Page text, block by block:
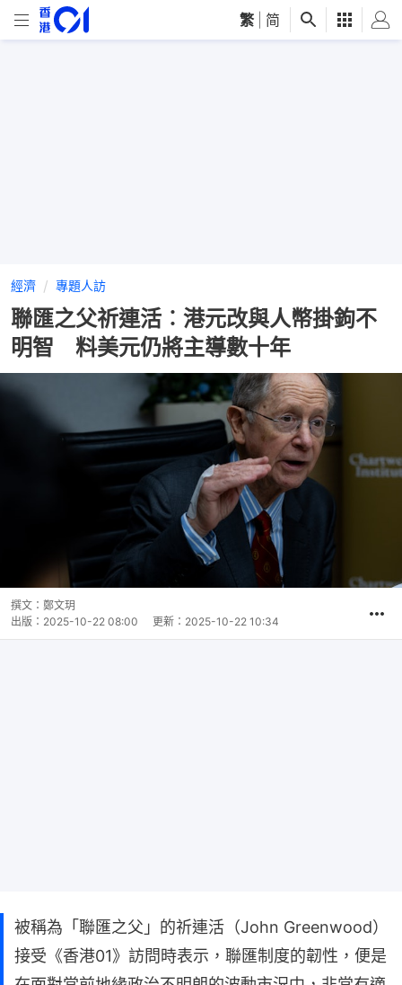
繁 简
經濟 專題人訪
聯匯之父祈連活︰港元改與人幣掛鉤不
明智 料美元仍將主導數十年
撰文： 鄭文玥
出版： 2025-10-22 08:00 更新： 2025-10-22 10:34
被稱為「聯匯之父」的祈連活（John Greenwood）
接受《香港01》訪問時表示，聯匯制度的韌性，便是